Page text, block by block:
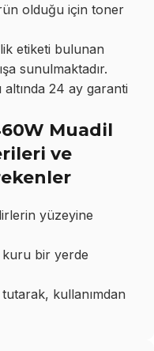
olduğu için toner
etiketi bulunan
sunulmaktadır.
24 ay garanti
Muadil
ve
yüzeyine
bir yerde
kullanımdan